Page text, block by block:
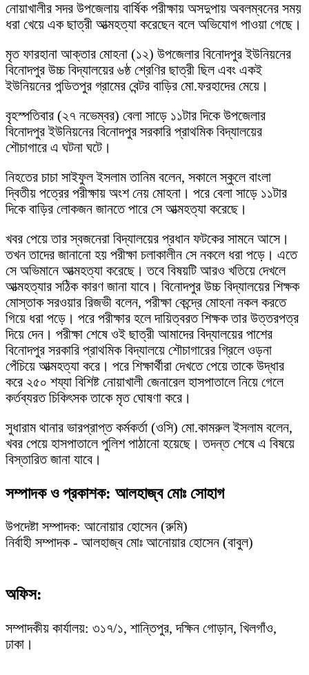
নোয়াখালীর সদর উপজেলায় বার্ষিক পরীক্ষায় অসদুপায় অবলম্বনের সময়
ধরা খেয়ে এক ছাত্রী আত্মহত্যা করেছেন বলে অভিযোগ পাওয়া গেছে।
মৃত ফারহানা আক্তার মোহনা (১২) উপজেলার বিনোদপুর ইউনিয়নের
বিনোদপুর উচ্চ বিদ্যালয়ের ৬ষ্ঠ শ্রেণির ছাত্রী ছিল এবং একই
ইউনিয়নের পন্ডিতপুর গ্রামের বেন্টর বাড়ির মো.ফরহাদের মেয়ে।
বৃহস্পতিবার (২৭ নভেম্বর) বেলা সাড়ে ১১টার দিকে উপজেলার
বিনোদপুর ইউনিয়নের বিনোদপুর সরকারি প্রাথমিক বিদ্যালয়ের
শৌচাগারে এ ঘটনা ঘটে।
নিহতের চাচা সাইফুল ইসলাম তানিম বলেন, সকালে স্কুলে বাংলা
দ্বিতীয় পত্রের পরীক্ষায় অংশ নেয় মোহনা। পরে বেলা সাড়ে ১১টার
দিকে বাড়ির লোকজন জানতে পারে সে আত্মহত্যা করেছে।
খবর পেয়ে তার স্বজনেরা বিদ্যালয়ের প্রধান ফটকের সামনে আসে।
তখন তাদের জানানো হয় পরীক্ষা চলাকালীন সে নকলে ধরা পড়ে। এতে
সে অভিমানে আত্মহত্যা করেছে। তবে বিষয়টি আরও খতিয়ে দেখলে
আত্মহত্যার সঠিক কারণ জানা যাবে। বিনোদপুর উচ্চ বিদ্যালয়ের শিক্ষক
মোস্তাক সরওয়ার রিজভী বলেন, পরীক্ষা কেন্দ্রে মোহনা নকল করতে
গিয়ে ধরা পড়ে। পরে পরীক্ষার হলে দায়িত্বরত শিক্ষক তার উত্তরপত্র
দিয়ে দেন। পরীক্ষা শেষে ওই ছাত্রী আমাদের বিদ্যালয়ের পাশের
বিনোদপুর সরকারি প্রাথমিক বিদ্যালয়ে শৌচাগারের গ্রিলে ওড়না
পেঁচিয়ে আত্মহত্যা করে। পরে শিক্ষার্থীরা দেখতে পেয়ে তাকে উদ্ধার
করে ২৫০ শয্যা বিশিষ্ট নোয়াখালী জেনারেল হাসপাতালে নিয়ে গেলে
কর্তব্যরত চিকিৎসক তাকে মৃত ঘোষণা করে।
সুধারাম থানার ভারপ্রাপ্ত কর্মকর্তা (ওসি) মো.কামরুল ইসলাম বলেন,
খবর পেয়ে হাসপাতালে পুলিশ পাঠানো হয়েছে। তদন্ত শেষে এ বিষয়ে
বিস্তারিত জানা যাবে।
সম্পাদক ও প্রকাশক: আলহাজ্ব মোঃ সোহাগ
উপদেষ্টা সম্পাদক: আনোয়ার হোসেন (রুমি)
নির্বাহী সম্পাদক - আলহাজ্ব মোঃ আনোয়ার হোসেন (বাবুল)
অফিস:
সম্পাদকীয় কার্যালয়: ৩১৭/১, শান্তিপুর, দক্ষিন গোড়ান, খিলগাঁও,
ঢাকা।